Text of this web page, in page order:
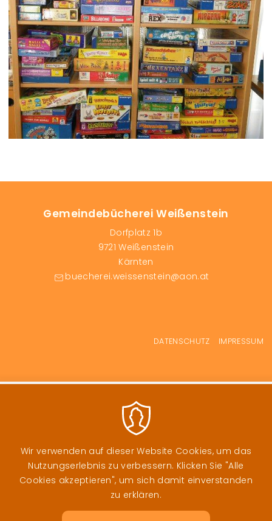
Gemeindebücherei Weißenstein
Dorfplatz 1b
9721 Weißenstein
Kärnten
buecherei.weissenstein@aon.at
DATENSCHUTZ IMPRESSUM
Wir verwenden auf dieser Website Cookies, um das
Nutzungserlebnis zu verbessern. Klicken Sie "Alle
Cookies akzeptieren", um sich damit einverstanden
zu erklären.